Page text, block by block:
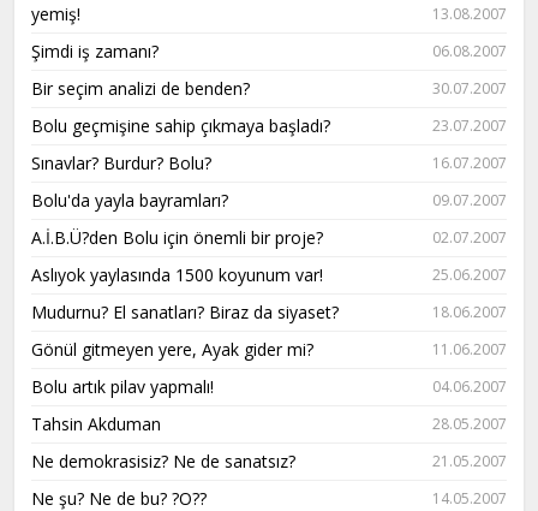
yemiş!
13.08.2007
Şimdi iş zamanı? 06.08.2007
Bir seçim analizi de benden? 30.07.2007
Bolu geçmişine sahip çıkmaya başladı? 23.07.2007
Sınavlar? Burdur? Bolu? 16.07.2007
Bolu'da yayla bayramları? 09.07.2007
A.İ.B.Ü?den Bolu için önemli bir proje? 02.07.2007
Aslıyok yaylasında 1500 koyunum var! 25.06.2007
Mudurnu? El sanatları? Biraz da siyaset? 18.06.2007
Gönül gitmeyen yere, Ayak gider mi? 11.06.2007
Bolu artık pilav yapmalı! 04.06.2007
Tahsin Akduman 28.05.2007
Ne demokrasisiz? Ne de sanatsız? 21.05.2007
Ne şu? Ne de bu? ?O?? 14.05.2007